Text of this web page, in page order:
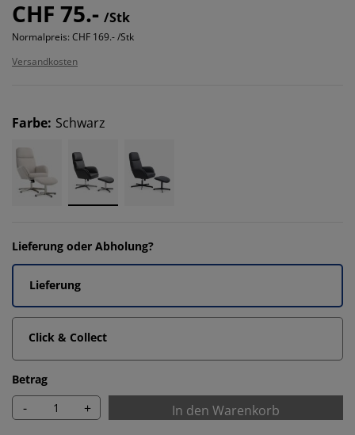
CHF 75.- /Stk
Normalpreis: CHF 169.- /Stk
Versandkosten
Farbe: Schwarz
Lieferung oder Abholung?
Lieferung
Click & Collect
Betrag
- + In den Warenkorb